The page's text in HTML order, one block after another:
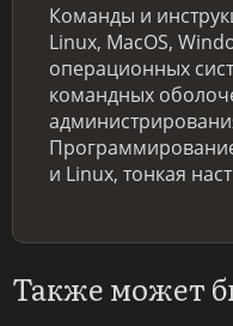
Команды и
Linux, MacOS,
операционных
командных
и Linux, тонкая
Также может